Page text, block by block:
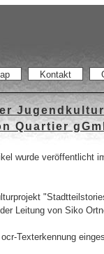
Kontakt
Quartier
wurde veröffentlicht
Leitung von Siko
Texterkennung